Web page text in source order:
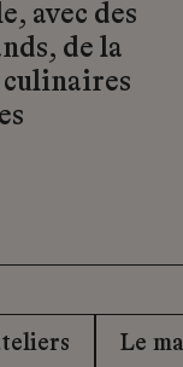
avec des
de la
culinaires
Le